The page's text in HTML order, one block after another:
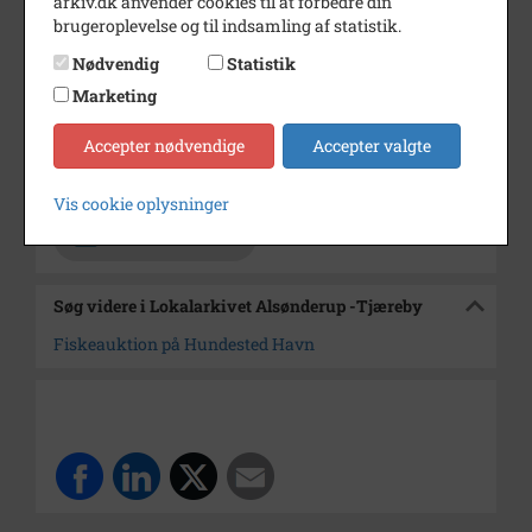
Årstal
1962
Dateringsnote
2/1/62
Fotograf
Jørgen Rubæk Hansen
Arkiv
Lokalarkivet Alsønderup -
Søg videre i Lokalarkivet Alsønderup -Tjæreby
Fiskeauktion på Hundested Havn
brugeroplevelse og til indsamling af statistik.
Nødvendig
Statistik
Marketing
Accepter nødvendige Accepter valgte
Vis cookie oplysninger